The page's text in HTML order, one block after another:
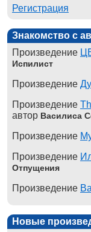
Регистрация
Знакомство с
Произведение
Испилист
Произведение
Произведение
автор Василиса
Произведение
Произведение
Отпущения
Произведение
Новые